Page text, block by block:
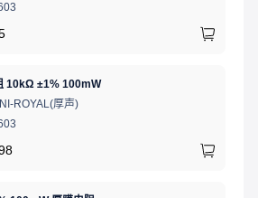
10kΩ ±1% 100mW
ROYAL(厚声)